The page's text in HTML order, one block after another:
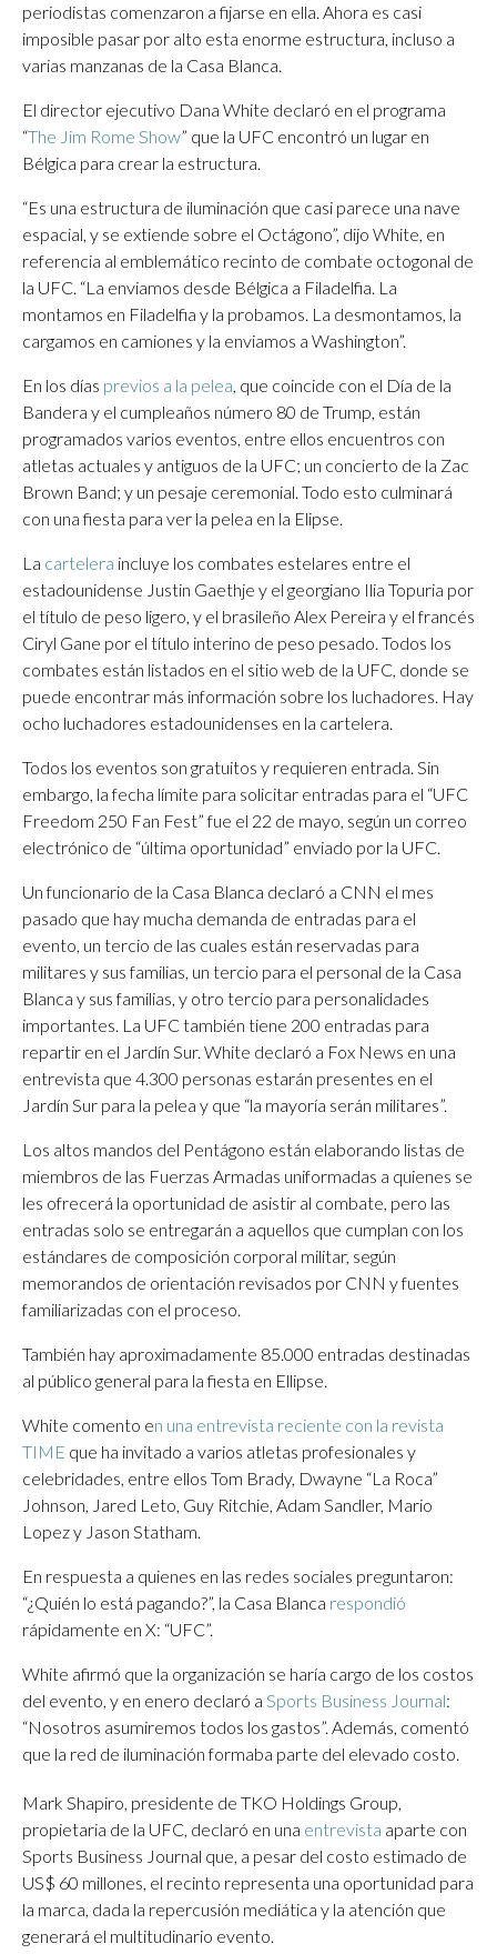
periodistas comenzaron a fijarse en ella. Ahora es casi
imposible pasar por alto esta enorme estructura, incluso a
varias manzanas de la Casa Blanca.
El director ejecutivo Dana White declaró en el programa
“The Jim Rome Show” que la UFC encontró un lugar en
Bélgica para crear la estructura.
“Es una estructura de iluminación que casi parece una nave
espacial, y se extiende sobre el Octágono”, dijo White, en
referencia al emblemático recinto de combate octogonal de
la UFC. “La enviamos desde Bélgica a Filadelfia. La
montamos en Filadelfia y la probamos. La desmontamos, la
cargamos en camiones y la enviamos a Washington”.
En los días previos a la pelea, que coincide con el Día de la
Bandera y el cumpleaños número 80 de Trump, están
programados varios eventos, entre ellos encuentros con
atletas actuales y antiguos de la UFC; un concierto de la Zac
Brown Band; y un pesaje ceremonial. Todo esto culminará
con una fiesta para ver la pelea en la Elipse.
La cartelera incluye los combates estelares entre el
estadounidense Justin Gaethje y el georgiano Ilia Topuria por
el título de peso ligero, y el brasileño Alex Pereira y el francés
Ciryl Gane por el título interino de peso pesado. Todos los
combates están listados en el sitio web de la UFC, donde se
puede encontrar más información sobre los luchadores. Hay
ocho luchadores estadounidenses en la cartelera.
Todos los eventos son gratuitos y requieren entrada. Sin
embargo, la fecha límite para solicitar entradas para el “UFC
Freedom 250 Fan Fest” fue el 22 de mayo, según un correo
electrónico de “última oportunidad” enviado por la UFC.
Un funcionario de la Casa Blanca declaró a CNN el mes
pasado que hay mucha demanda de entradas para el
evento, un tercio de las cuales están reservadas para
militares y sus familias, un tercio para el personal de la Casa
Blanca y sus familias, y otro tercio para personalidades
importantes. La UFC también tiene 200 entradas para
repartir en el Jardín Sur. White declaró a Fox News en una
entrevista que 4.300 personas estarán presentes en el
Jardín Sur para la pelea y que “la mayoría serán militares”.
Los altos mandos del Pentágono están elaborando listas de
miembros de las Fuerzas Armadas uniformadas a quienes se
les ofrecerá la oportunidad de asistir al combate, pero las
entradas solo se entregarán a aquellos que cumplan con los
estándares de composición corporal militar, según
memorandos de orientación revisados ​​por CNN y fuentes
familiarizadas con el proceso.
También hay aproximadamente 85.000 entradas destinadas
al público general para la fiesta en Ellipse.
White comento en una entrevista reciente con la revista
TIME que ha invitado a varios atletas profesionales y
celebridades, entre ellos Tom Brady, Dwayne “La Roca”
Johnson, Jared Leto, Guy Ritchie, Adam Sandler, Mario
Lopez y Jason Statham.
En respuesta a quienes en las redes sociales preguntaron:
“¿Quién lo está pagando?”, la Casa Blanca respondió
rápidamente en X: “UFC”.
White afirmó que la organización se haría cargo de los costos
del evento, y en enero declaró a Sports Business Journal:
“Nosotros asumiremos todos los gastos”. Además, comentó
que la red de iluminación formaba parte del elevado costo.
Mark Shapiro, presidente de TKO Holdings Group,
propietaria de la UFC, declaró en una entrevista aparte con
Sports Business Journal que, a pesar del costo estimado de
US$ 60 millones, el recinto representa una oportunidad para
la marca, dada la repercusión mediática y la atención que
generará el multitudinario evento.